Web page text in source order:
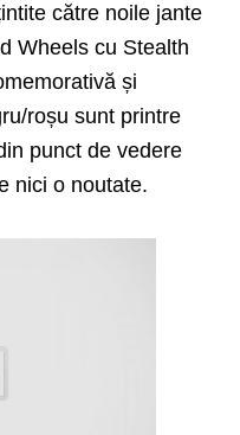
către noile jante
Wheels cu Stealth
și
roșu sunt printre
punct de vedere
nici o noutate.